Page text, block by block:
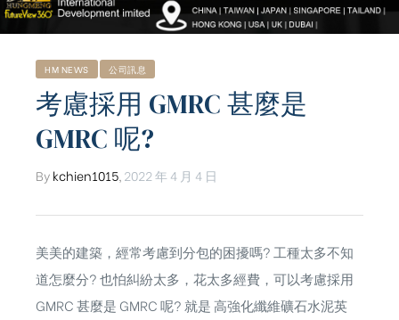
HM NEWS 公司訊息
考慮採用 GMRC 甚麼是
GMRC 呢?
Bykchien1015 2022 年 4 月 4 日
美美的建築，經常考慮到分包的困擾嗎? 工種太多不知
道怎麼分? 也怕糾紛太多，花太多經費，可以考慮採用
GMRC 甚麼是 GMRC 呢? 就是 高強化纖維礦石水泥英
含日本